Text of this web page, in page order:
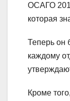
ОСАГО
которая
Теперь он
каждому
Кроме